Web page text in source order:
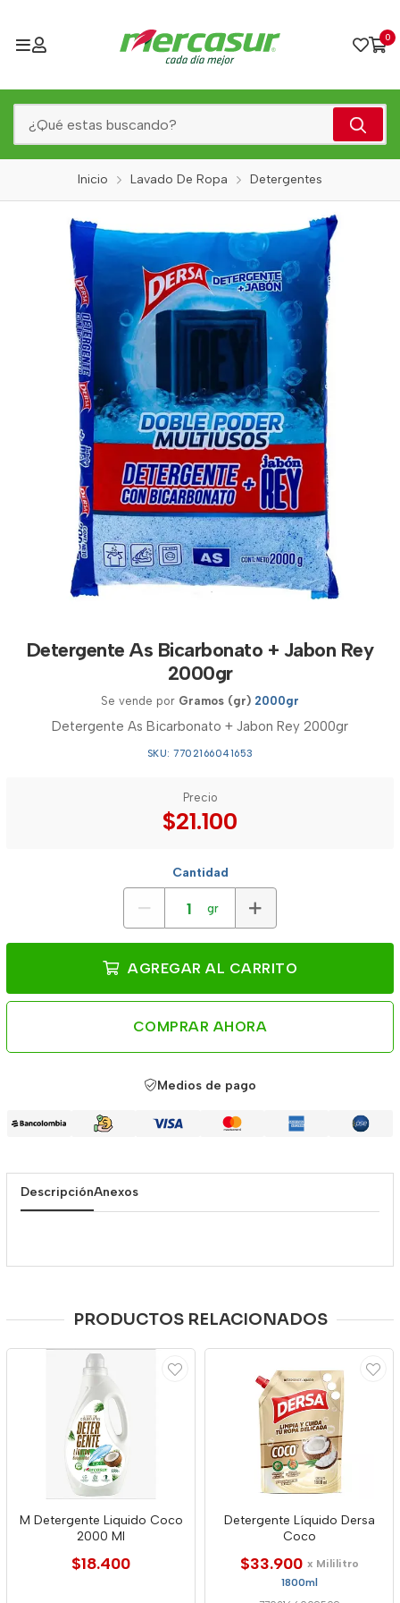
0
Inicio Lavado De Ropa Detergentes
Detergente As Bicarbonato + Jabon Rey
2000gr
Se vende por Gramos (gr) 2000gr
Detergente As Bicarbonato + Jabon Rey 2000gr
SKU: 7702166041653
Precio
$21.100
Cantidad
gr
AGREGAR AL CARRITO
COMPRAR AHORA
Medios de pago
DescripciónAnexos
PRODUCTOS RELACIONADOS
M Detergente Liquido Coco
2000 Ml
$18.400
Detergente Líquido Dersa
Coco
$33.900 x Mililitro
1800ml